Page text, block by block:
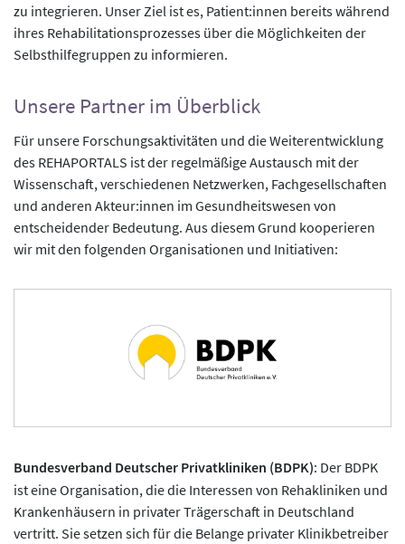
zu integrieren. Unser Ziel ist es, Patient:innen bereits während
ihres Rehabilitationsprozesses über die Möglichkeiten der
Selbsthilfegruppen zu informieren.
Unsere Partner im Überblick
Für unsere Forschungsaktivitäten und die Weiterentwicklung
des REHAPORTALS ist der regelmäßige Austausch mit der
Wissenschaft, verschiedenen Netzwerken, Fachgesellschaften
und anderen Akteur:innen im Gesundheitswesen von
entscheidender Bedeutung. Aus diesem Grund kooperieren
wir mit den folgenden Organisationen und Initiativen:
Bundesverband Deutscher Privatkliniken (BDPK): Der BDPK
ist eine Organisation, die die Interessen von Rehakliniken und
Krankenhäusern in privater Trägerschaft in Deutschland
vertritt. Sie setzen sich für die Belange privater Klinikbetreiber